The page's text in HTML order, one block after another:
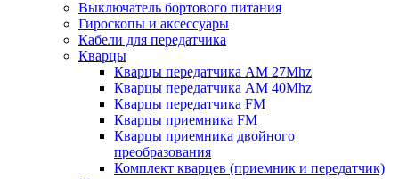
Выключатель бортового питания
Гироскопы и аксессуары
Кабели для передатчика
Кварцы
Кварцы передатчика AM 27Mhz
Кварцы передатчика AM 40Mhz
Кварцы передатчика FM
Кварцы приемника FM
Кварцы приемника двойного
преобразования
Комплект кварцев (приемник и передатчик)